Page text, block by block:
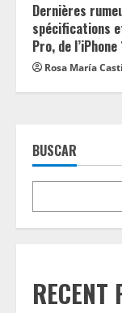
Dernières
spécifications
Pro, de
Rosa María
BUSCAR
RECENT